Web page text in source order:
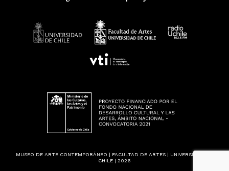
MUSEO DE ARTE CONTEMPORÁNEO | FACULTAD DE ARTES | UNIVERSIDAD DE
CHILE | 2026